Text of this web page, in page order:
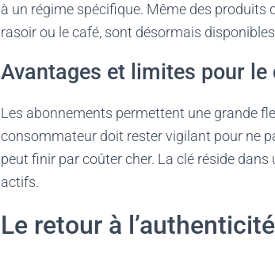
à un régime spécifique. Même des
rasoir ou le café, sont désormais
Avantages et limites pour
Les abonnements permettent une grande
consommateur doit rester vigilant pour ne
peut finir par coûter cher. La clé réside
actifs.
Le retour à